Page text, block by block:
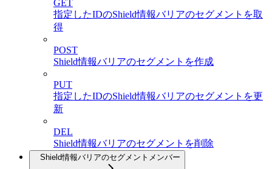
GET
指定したIDのShield情報バリアのセグメントを取
得
POST
Shield情報バリアのセグメントを作成
PUT
指定したIDのShield情報バリアのセグメントを更
新
DEL
Shield情報バリアのセグメントを削除
Shield情報バリアのセグメントメンバー